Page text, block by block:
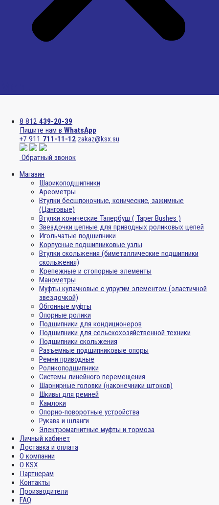
8 812 439-20-39
Пишите нам в WhatsApp
+7 911 711-11-12 zakaz@ksx.su
Обратный звонок
Магазин
Шарикоподшипники
Ареометры
Втулки бесшпоночные, конические, зажимные
(Цанговые)
Втулки конические Тапербуш ( Taper Bushes )
Звездочки цепные для приводных роликовых цепей
Игольчатые подшипники
Корпусные подшипниковые узлы
Втулки скольжения (биметаллические подшипники
скольжения)
Крепежные и стопорные элементы
Манометры
Муфты кулачковые с упругим элементом (эластичной
звездочкой)
Обгонные муфты
Опорные ролики
Подшипники для кондиционеров
Подшипники для сельскохозяйственной техники
Подшипники скольжения
Разъемные подшипниковые опоры
Ремни приводные
Роликоподшипники
Системы линейного перемещения
Шарнирные головки (наконечники штоков)
Шкивы для ремней
Камлоки
Опорно-поворотные устройства
Рукава и шланги
Электромагнитные муфты и тормоза
Личный кабинет
Доставка и оплата
О компании
О KSX
Партнерам
Контакты
Производители
FAQ